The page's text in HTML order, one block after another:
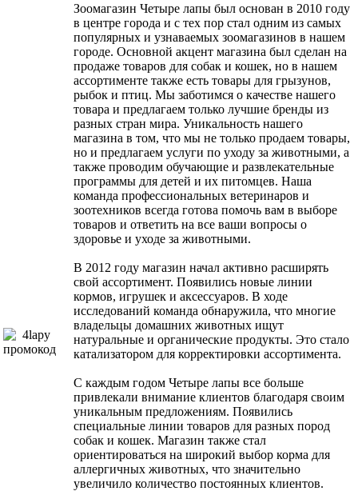
Зоомагазин Четыре лапы был основан в 2010 году
в центре города и с тех пор стал одним из самых
популярных и узнаваемых зоомагазинов в нашем
городе. Основной акцент магазина был сделан на
продаже товаров для собак и кошек, но в нашем
ассортименте также есть товары для грызунов,
рыбок и птиц. Мы заботимся о качестве нашего
товара и предлагаем только лучшие бренды из
разных стран мира. Уникальность нашего
магазина в том, что мы не только продаем товары,
но и предлагаем услуги по уходу за животными, а
также проводим обучающие и развлекательные
программы для детей и их питомцев. Наша
команда профессиональных ветеринаров и
зоотехников всегда готова помочь вам в выборе
товаров и ответить на все ваши вопросы о
здоровье и уходе за животными.
В 2012 году магазин начал активно расширять
свой ассортимент. Появились новые линии
кормов, игрушек и аксессуаров. В ходе
исследований команда обнаружила, что многие
владельцы домашних животных ищут
натуральные и органические продукты. Это стало
катализатором для корректировки ассортимента.
С каждым годом Четыре лапы все больше
привлекали внимание клиентов благодаря своим
уникальным предложениям. Появились
специальные линии товаров для разных пород
собак и кошек. Магазин также стал
ориентироваться на широкий выбор корма для
аллергичных животных, что значительно
увеличило количество постоянных клиентов.